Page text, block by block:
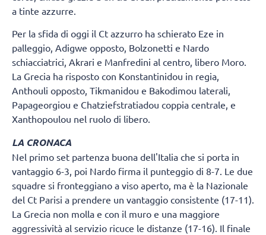
a tinte azzurre.
Per la sfida di oggi il Ct azzurro ha schierato Eze in
palleggio, Adigwe opposto, Bolzonetti e Nardo
schiacciatrici, Akrari e Manfredini al centro, libero Moro.
La Grecia ha risposto con Konstantinidou in regia,
Anthouli opposto, Tikmanidou e Bakodimou laterali,
Papageorgiou e Chatziefstratiadou coppia centrale, e
Xanthopoulou nel ruolo di libero.
LA CRONACA
Nel primo set partenza buona dell'Italia che si porta in
vantaggio 6-3, poi Nardo firma il punteggio di 8-7. Le due
squadre si fronteggiano a viso aperto, ma è la Nazionale
del Ct Parisi a prendere un vantaggio consistente (17-11).
La Grecia non molla e con il muro e una maggiore
aggressività al servizio ricuce le distanze (17-16). Il finale